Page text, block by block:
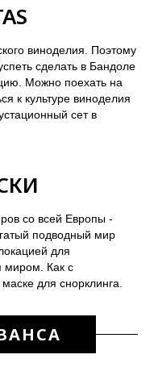
виноделия. Поэтому
сделать в Бандоле
Можно поехать на
к культуре виноделия
сет в
со всей Европы -
подводный мир
для
миром. Как с
для снорклинга.